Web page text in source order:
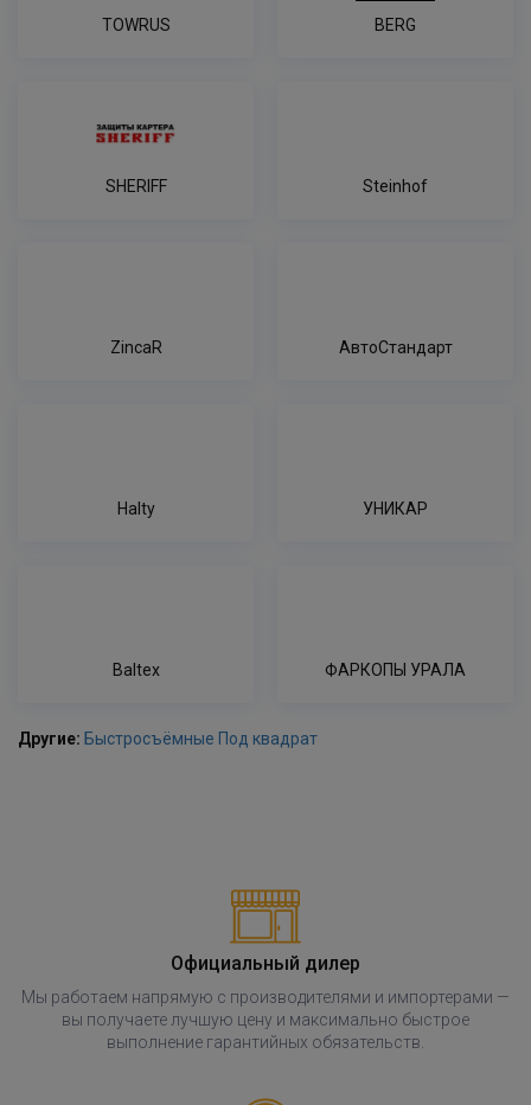
TOWRUS BERG
SHERIFF Steinhof
ZincaR АвтоСтандарт
Halty УНИКАР
Baltex ФАРКОПЫ УРАЛА
Другие: Быстросъёмные Под квадрат
Официальный дилер
Мы работаем напрямую с производителями и импортерами —
вы получаете лучшую цену и максимально быстрое
выполнение гарантийных обязательств.